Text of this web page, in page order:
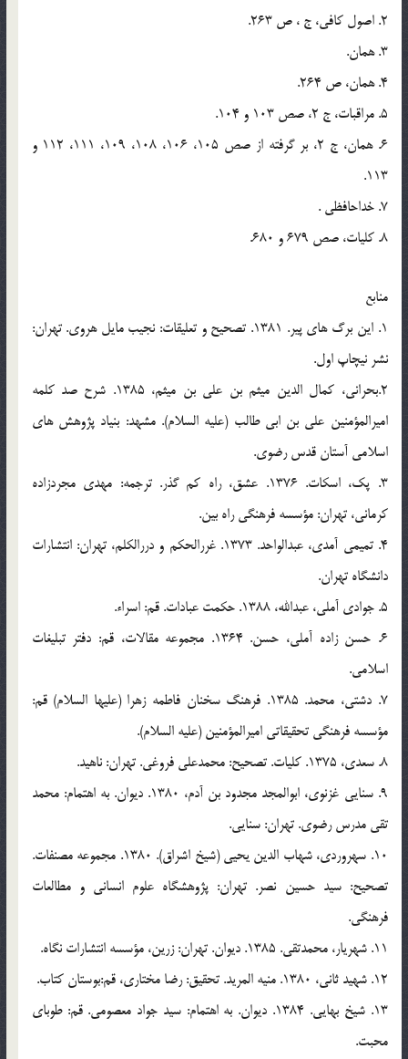
2. اصول كافي، ج ، ص 263.
3. همان.
4. همان، ص 264.
5. مراقبات، ج 2، صص 103 و 104.
6. همان، ج 2، بر گرفته از صص 105، 106، 108، 109، 111، 112 و
113.
7. خداحافظي .
8. كليات، صص 679 و 680.
منابع
1. اين برگ هاي پير. 1381. تصحيح و تعليقات: نجيب مايل هروي. تهران:
نشر نيچاپ اول.
2.بحراني، كمال الدين ميثم بن علي بن ميثم، 1385. شرح صد كلمه
اميرالمؤمنين علي بن ابي طالب (عليه السلام). مشهد: بنياد پژوهش هاي
اسلامي آستان قدس رضوي.
3. پك، اسكات. 1376. عشق، راه كم گذر. ترجمه: مهدي مجردزاده
كرماني، تهران: مؤسسه فرهنگي راه بين.
4. تميمي آمدي، عبدالواحد. 1373. غررالحكم و دررالكلم، تهران: انتشارات
دانشگاه تهران.
5. جوادي آملي، عبدالله، 1388. حكمت عبادات. قم: اسراء.
6. حسن زاده آملي، حسن. 1364. مجموعه مقالات، قم: دفتر تبليغات
اسلامي.
7. دشتي، محمد. 1385. فرهنگ سخنان فاطمه زهرا (علیها السلام) قم:
مؤسسه فرهنگي تحقيقاتي اميرالمؤمنين (عليه السلام).
8. سعدي، 1375. كليات. تصحيح: محمدعلي فروغي. تهران: ناهيد.
9. سنايي غزنوي، ابوالمجد مجدود بن آدم، 1380. ديوان. به اهتمام: محمد
تقي مدرس رضوي. تهران: سنايي.
10. سهروردي، شهاب الدين يحيي (شيخ اشراق). 1380. مجموعه مصنفات.
تصحيح: سيد حسين نصر. تهران: پژوهشگاه علوم انساني و مطالعات
فرهنگي.
11. شهريار، محمدتقي. 1385. ديوان. تهران: زرين، مؤسسه انتشارات نگاه.
12. شهيد ثاني، 1380. منيه المريد. تحقيق: رضا مختاري، قم:بوستان کتاب.
13. شیخ بهایی. 1384. دیوان. به اهتمام: سید جواد معصومی. قم: طوباي
محبت.